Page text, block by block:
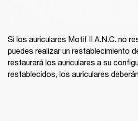
Si los auriculares Motif II A.N.C. no
puedes realizar un restablecimiento
restaurará los auriculares a su
restablecidos, los auriculares